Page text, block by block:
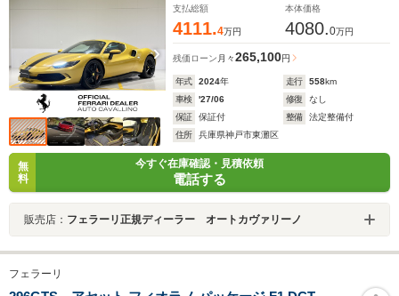
支払総額
4111.4万円
本体価格
4080.0万円
残価ローン 月々265,100円
年式 2024年 走行 558km
車検
'27/06 修復
なし
保証
保証付 整備
法定整備付
住所
兵庫県神戸市東灘区
無
料
今すぐ在庫確認・見積依頼
電話する
販売店： フェラーリ正規ディーラー オートカヴァリーノ
フェラーリ